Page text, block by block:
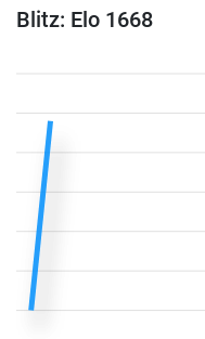
Blitz: Elo 1668